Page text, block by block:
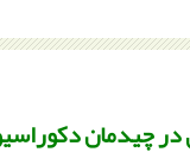
چیدمان